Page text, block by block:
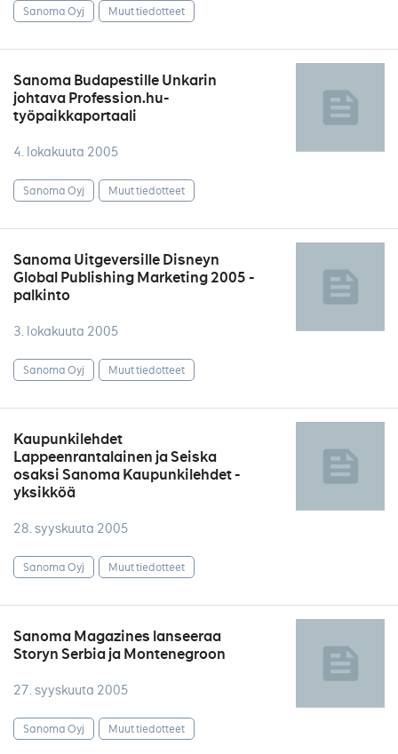
Sanoma Oyj Muut tiedotteet
Sanoma Budapestille Unkarin
johtava Profession.hu-
työpaikkaportaali
4. lokakuuta 2005
Sanoma Oyj Muut tiedotteet
Sanoma Uitgeversille Disneyn
Global Publishing Marketing 2005 -
palkinto
3. lokakuuta 2005
Sanoma Oyj Muut tiedotteet
Kaupunkilehdet
Lappeenrantalainen ja Seiska
osaksi Sanoma Kaupunkilehdet -
yksikköä
28. syyskuuta 2005
Sanoma Oyj Muut tiedotteet
Sanoma Magazines lanseeraa
Storyn Serbia ja Montenegroon
27. syyskuuta 2005
Sanoma Oyj Muut tiedotteet